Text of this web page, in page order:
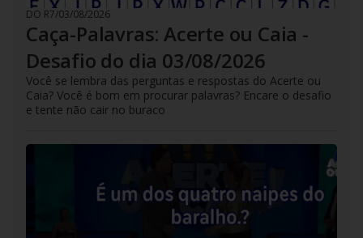
DO R7/03/08/2026
Caça-Palavras: Acerte ou Caia -
Desafio do dia 03/08/2026
Você se lembra das perguntas e respostas do Acerte ou
Caia? Você é bom em procurar palavras? Encare o desafio
e tente não cair no buraco